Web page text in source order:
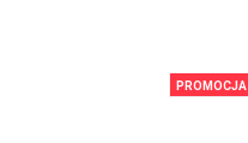
PROMOCJA